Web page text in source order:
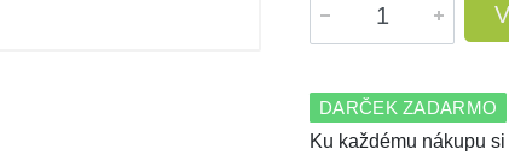
DARČEK ZADARMO
Ku každému nákupu